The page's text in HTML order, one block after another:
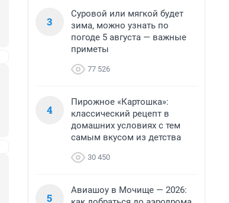
3
Суровой или мягкой будет
зима, можно узнать по
погоде 5 августа — важные
приметы
77 526
4
Пирожное «Картошка»:
классический рецепт в
домашних условиях с тем
самым вкусом из детства
30 450
5
Авиашоу в Мочище — 2026: